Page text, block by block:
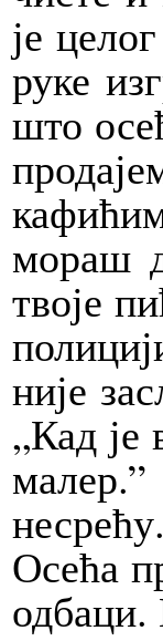
је
руке
што
мораш
твоје
није
„Кад је
Осећа
одбаци.